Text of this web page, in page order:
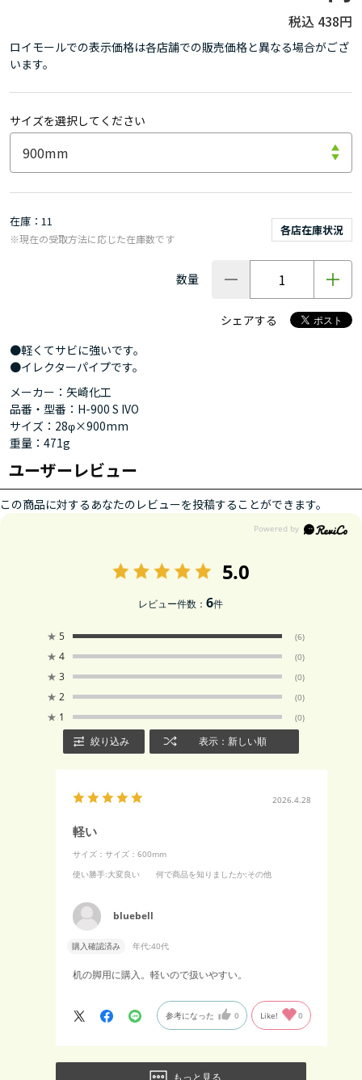
438円
ロイモールでの表示価格は各店舗での販売価格と異なる場合がござ
います。
サイズを選択してください
在庫 11
各店在庫状況
※現在の受取方法に応じた在庫数です
数量
シェアする
●軽くてサビに強いです。
●イレクターパイプです。
メーカー：矢崎化工
品番・型番：H-900 S IVO
サイズ：28φ×900mm
重量：471g
ユーザーレビュー
この商品に対するあなたのレビューを投稿することができます。
5.0
レビュー件数：6件
★ 5 (6)
★ 4 (0)
★ 3 (0)
★ 2 (0)
★ 1 (0)
絞り込み 表示：新しい順
2026.4.28
軽い
サイズ：サイズ：600mm
使い勝手:大変良い 何で商品を知りましたか:その他
bluebell
購入確認済み 年代:40代
机の脚用に購入。軽いので扱いやすい。
参考になった 0 Like! 0